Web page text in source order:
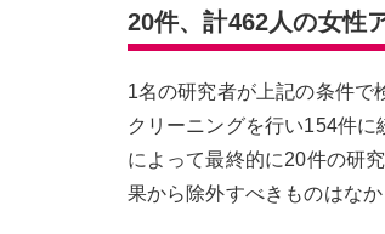
20件、計462人の女性
1名の研究者が上記の条件で
クリーニングを行い154件
によって最終的に20件の研
果から除外すべきものはなか